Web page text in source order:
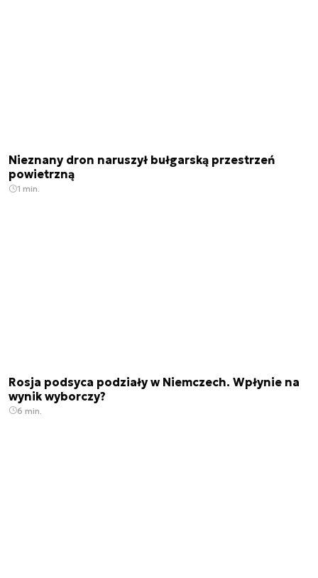
Nieznany dron naruszył bułgarską przestrzeń
powietrzną
1 min.
Rosja podsyca podziały w Niemczech. Wpłynie na
wynik wyborczy?
6 min.